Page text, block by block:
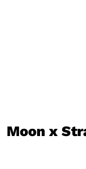
Moon x